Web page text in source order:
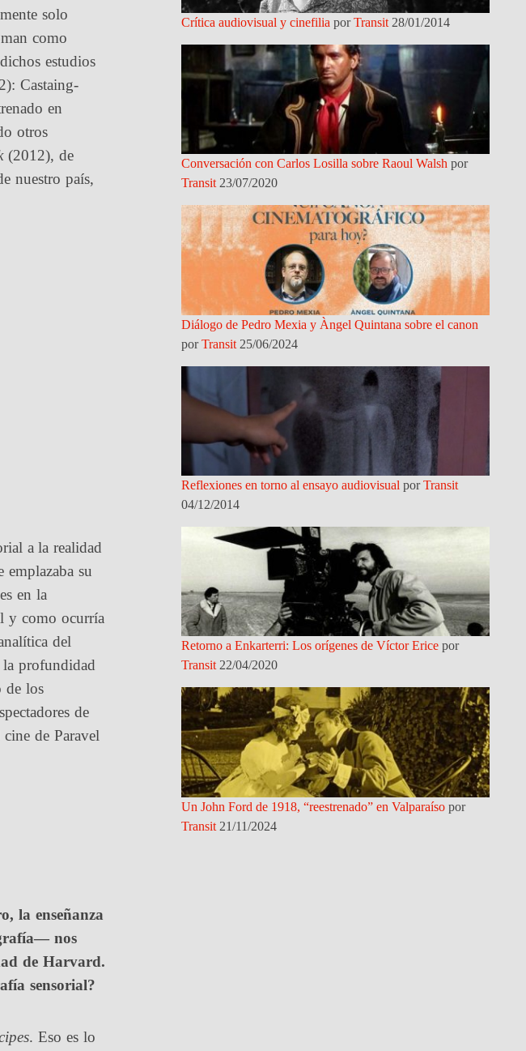
solo
como
estudios
Castaing-
en
otros
(2012), de
nuestro país,
a la realidad
su
en la
y como ocurría
del
la profundidad
de los
de
de Paravel
la enseñanza
— nos
de Harvard.
sensorial?
. Eso es lo
Crítica audiovisual y cinefilia porTransit 28/01/2014
Conversación con Carlos Losilla sobre Raoul Walshpor
Transit 23/07/2020
Diálogo de Pedro Mexia y Àngel Quintana sobre el canon
porTransit 25/06/2024
Reflexiones en torno al ensayo audiovisual porTransit
04/12/2014
Retorno a Enkarterri: Los orígenes de Víctor Ericepor
Transit 22/04/2020
Un John Ford de 1918, “reestrenado” en Valparaísopor
Transit 21/11/2024